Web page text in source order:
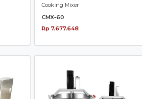
Cooking Mixer
CMX-60
Rp 7.677.648